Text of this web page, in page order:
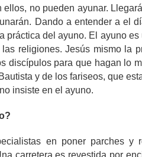
no pueden ayunar.
Dando a entender a el
práctica del ayuno. El ayuno es
religiones. Jesús mismo la
discípulos para que hagan lo
y de los fariseos, que
insiste en el ayuno.
en poner parches y
carretera es revestida por